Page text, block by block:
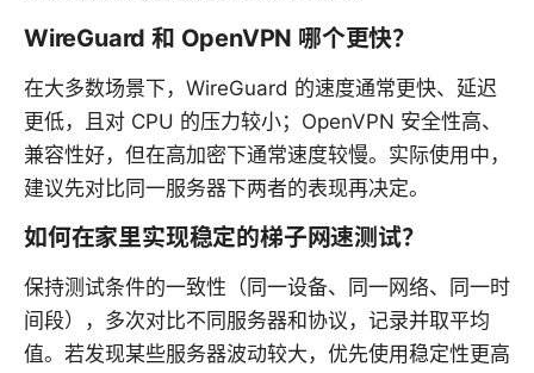
WireGuard 和 OpenVPN 哪个更快？
在大多数场景下，WireGuard 的速度通常更快、延迟
更低，且对 CPU 的压力较小；OpenVPN 安全性高、
兼容性好，但在高加密下通常速度较慢。实际使用中，
建议先对比同一服务器下两者的表现再决定。
如何在家里实现稳定的梯子网速测试？
保持测试条件的一致性（同一设备、同一网络、同一时
间段），多次对比不同服务器和协议，记录并取平均
值。若发现某些服务器波动较大，优先使用稳定性更高